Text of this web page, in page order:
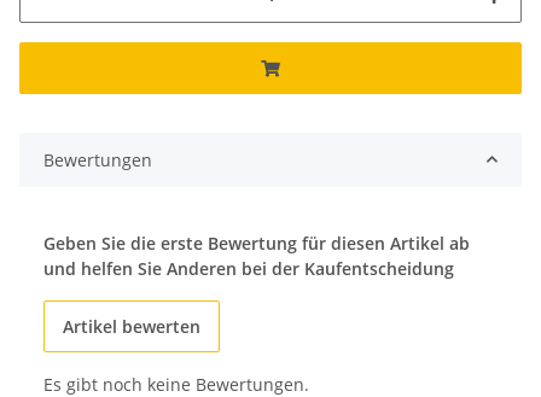
Bewertungen
Geben Sie die erste Bewertung für diesen Artikel ab
und helfen Sie Anderen bei der Kaufentscheidung
Artikel bewerten
Es gibt noch keine Bewertungen.